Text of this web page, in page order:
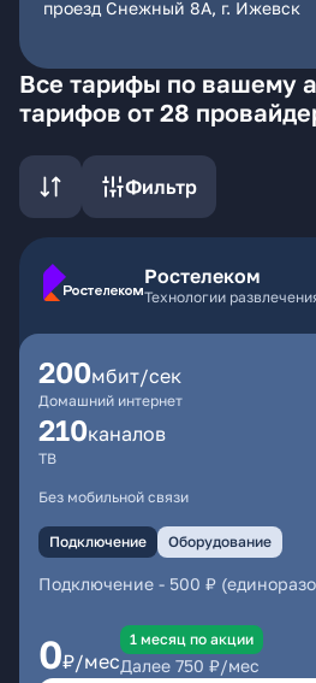
проезд Снежный 8А, г. Ижевск
Все тарифы по вашему
тарифов от 28
Фильтр
Ростелеком
Технологии
200мбит/сек
Домашний интернет
210каналов
ТВ
Без мобильной связи
Подключение Оборудование
Подключение - 500 ₽
0₽/мес
1 месяц по акции
Далее 750 ₽/мес